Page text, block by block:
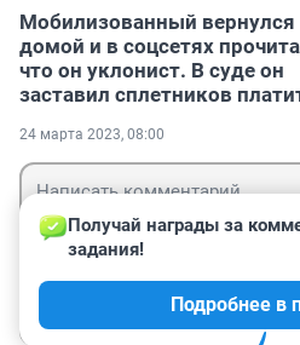
Мобилизованный вернулся
домой и в соцсетях
что он уклонист. В суде он
заставил сплетников
24 марта 2023, 08:00
Получай награды за
задания!
Подробнее в